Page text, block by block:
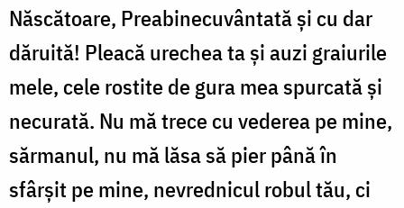
Născătoare, Preabinecuvântată și cu dar
dăruită! Pleacă urechea ta și auzi graiurile
mele, cele rostite de gura mea spurcată și
necurată. Nu mă trece cu vederea pe mine,
sărmanul, nu mă lăsa să pier până în
sfârșit pe mine, nevrednicul robul tău, ci